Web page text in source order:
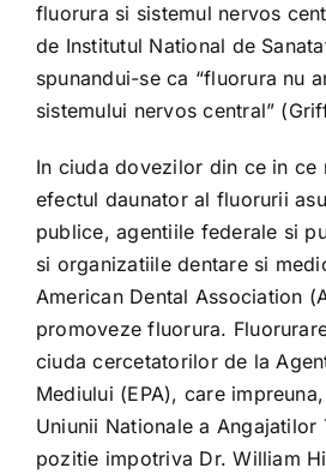
fluorura si sistemul nervos
de Institutul National de
spunandui-se ca “fluorura nu
sistemului nervos central”
In ciuda dovezilor din ce in ce
efectul daunator al fluorurii
publice, agentiile federale si
si organizatiile dentare si
American Dental Association
promoveze fluorura.
ciuda cercetatorilor de la
Mediului (EPA), care
Uniunii Nationale a Angajatilor
pozitie impotriva Dr. William